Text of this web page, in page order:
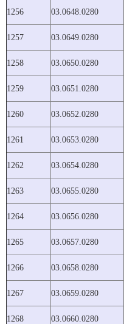
1256 03.0648.0280
1257 03.0649.0280
1258 03.0650.0280
1259 03.0651.0280
1260 03.0652.0280
1261 03.0653.0280
1262 03.0654.0280
1263 03.0655.0280
1264 03.0656.0280
1265 03.0657.0280
1266 03.0658.0280
1267 03.0659.0280
1268 03.0660.0280